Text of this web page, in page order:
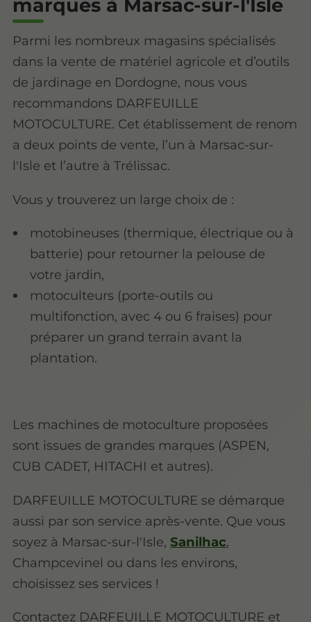
marques à Marsac-sur-l'Isle
Parmi les nombreux magasins spécialisés
dans la vente de matériel agricole et d’outils
de jardinage en Dordogne, nous vous
recommandons DARFEUILLE
MOTOCULTURE. Cet établissement de renom
a deux points de vente, l’un à Marsac-sur-
l'Isle et l’autre à Trélissac.
Vous y trouverez un large choix de :
motobineuses (thermique, électrique ou à
batterie) pour retourner la pelouse de
votre jardin,
motoculteurs (porte-outils ou
multifonction, avec 4 ou 6 fraises) pour
préparer un grand terrain avant la
plantation.
Les machines de motoculture proposées
sont issues de grandes marques (ASPEN,
CUB CADET, HITACHI et autres).
DARFEUILLE MOTOCULTURE se démarque
aussi par son service après-vente. Que vous
soyez à Marsac-sur-l'Isle,Sanilhac,
Champcevinel ou dans les environs,
choisissez ses services !
Contactez DARFEUILLE MOTOCULTURE et